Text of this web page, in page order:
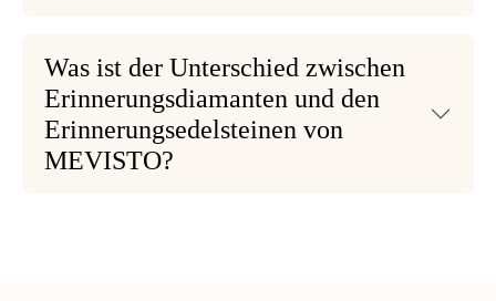
Was ist der Unterschied zwischen
Erinnerungsdiamanten und den
Erinnerungsedelsteinen von
MEVISTO?